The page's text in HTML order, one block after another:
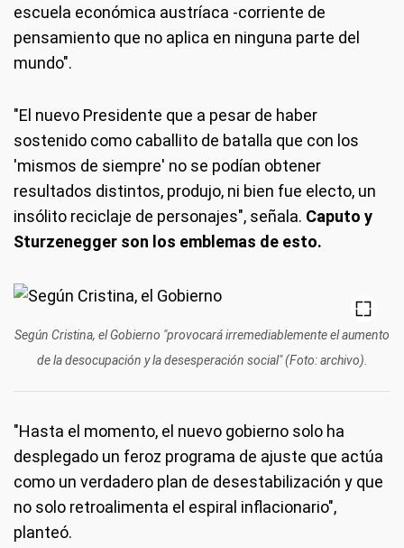
escuela económica austríaca -corriente de
pensamiento que no aplica en ninguna parte del
mundo".
"El nuevo Presidente que a pesar de haber
sostenido como caballito de batalla que con los
'mismos de siempre' no se podían obtener
resultados distintos, produjo, ni bien fue electo, un
insólito reciclaje de personajes", señala. Caputo y
Sturzenegger son los emblemas de esto.
Según Cristina, el Gobierno "provocará irremediablemente el aumento
de la desocupación y la desesperación social" (Foto: archivo).
"Hasta el momento, el nuevo gobierno solo ha
desplegado un feroz programa de ajuste que actúa
como un verdadero plan de desestabilización y que
no solo retroalimenta el espiral inflacionario",
planteó.